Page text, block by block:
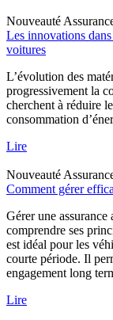
Nouveauté
Les innovations
voitures
L’évolution des
progressivement la
cherchent à réduire
consommation
Lire
Nouveauté
Comment gérer
Gérer une
comprendre ses
est idéal pour les
courte période. Il
engagement long
Lire